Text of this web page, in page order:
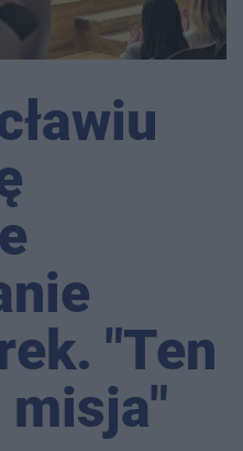
"Ten
misja"